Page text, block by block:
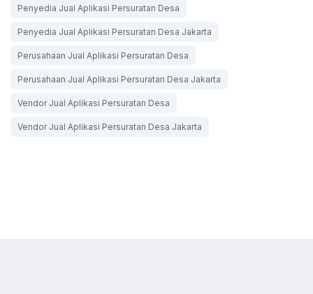
Penyedia Jual Aplikasi Persuratan Desa
Penyedia Jual Aplikasi Persuratan Desa Jakarta
Perusahaan Jual Aplikasi Persuratan Desa
Perusahaan Jual Aplikasi Persuratan Desa Jakarta
Vendor Jual Aplikasi Persuratan Desa
Vendor Jual Aplikasi Persuratan Desa Jakarta